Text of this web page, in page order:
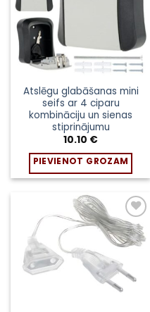
Atslēgu glabāšanas mini
seifs ar 4 ciparu
kombināciju un sienas
stiprinājumu
10.10 €
PIEVIENOT GROZAM
Pievienot
sarakstam